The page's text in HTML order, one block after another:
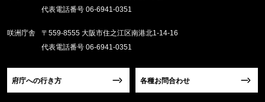
代表電話番号 06-6941-0351
咲洲庁舎
〒559-8555 大阪市住之江区南港北1-14-16
代表電話番号 06-6941-0351
府庁への行き方 各種お問合わせ